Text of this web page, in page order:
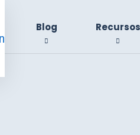
Blog Recursos